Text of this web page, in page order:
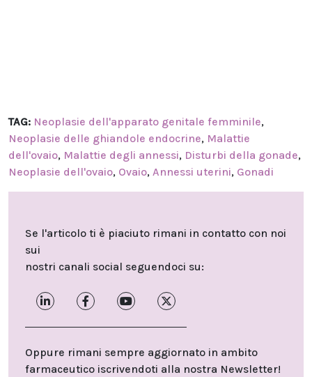
TAG: Neoplasie dell'apparato genitale femminile,
Neoplasie delle ghiandole endocrine, Malattie
dell'ovaio, Malattie degli annessi, Disturbi della gonade,
Neoplasie dell'ovaio, Ovaio, Annessi uterini, Gonadi
Se l'articolo ti è piaciuto rimani in contatto con noi
sui
nostri canali social seguendoci su:
Oppure rimani sempre aggiornato in ambito
farmaceutico iscrivendoti alla nostra Newsletter!